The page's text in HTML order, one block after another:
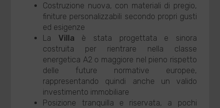
Costruzione nuova, con materiali di pregio,
finiture personalizzabili secondo propri gusti
ed esigenze
La Villa è stata progettata e sinora
costruita per rientrare nella classe
energetica A2 o maggiore nel pieno rispetto
delle future normative europee,
rappresentando quindi anche un valido
investimento immobiliare
Posizione tranquilla e riservata, a pochi